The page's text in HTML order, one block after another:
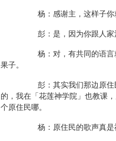
杨：感谢主，这样子你就把
彭：是，因为你跟人家沟通
杨：对，有共同的语言就很
果子。
彭：其实我们那边原住民有
的，我在「花莲神学院」也教课
个原住民哪。
杨：原住民的歌声真是神